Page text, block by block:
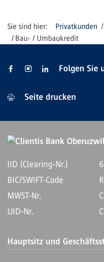
Privatkunden
Bau- / Umbaukredit
Folgen Sie
Seite drucken
IID (Clearing-Nr.)
BIC/SWIFT-Code
MWST-Nr.
UID-Nr.
Hauptsitz und